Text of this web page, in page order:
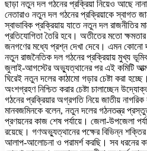
ছাড়া নতুন দল গঠনের প্রক্রিয়া নিয়েও আছে
নেতারাও নতুন দল গঠনের প্রক্রিয়াকে স্বাগত
স্বাভাবিক প্রক্রিয়ায় যাতে নতুন দল রাজনীতির
প্রতিযোগিতা তৈরি হবে। অতীতের মতো
জনগণের মধ্যে প্রশ্ন দেখা দেবে। এমন কোনো
নতুন রাজনৈতিক দল গঠনের প্রক্রিয়ায় মুখ্য
জুলাই-আগস্টের অভ্যুত্থানের পর এই কমিটি
ঘিরেই নতুন দলের কাঠামো গড়ার চেষ্টা করা
অংশগ্রহণ নিশ্চিত করার চেষ্টা চালাচ্ছেন
গঠনের প্রক্রিয়ার অগ্রগতি নিয়ে জাতীয় নাগরিক
মানবজমিনকে বলেন, নতুন দলের গঠনতন্ত্র
প্রণয়নের কাজ শেষ পর্যায়ে। জেলা-উপজেলা
রয়েছে। গণঅভ্যুত্থানের পক্ষের বিভিন্ন শক্তির
আলাপ-আলোচনা ও পরামর্শ করছি। সব ধরনের